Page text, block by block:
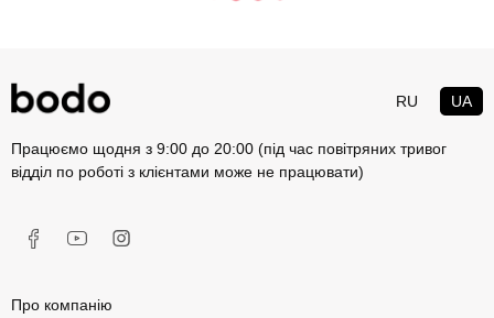
RU UA
Працюємо щодня з 9:00 до 20:00 (під час повітряних тривог
відділ по роботі з клієнтами може не працювати)
Про компанію